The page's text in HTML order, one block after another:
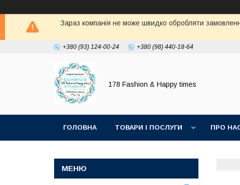
Зараз компанія не може швидко обробляти
+380 (93) 124-00-24 +380 (98) 440-18-64
178 Fashion & Happy times
ГОЛОВНА ТОВАРИ І ПОСЛУГИ ПРО